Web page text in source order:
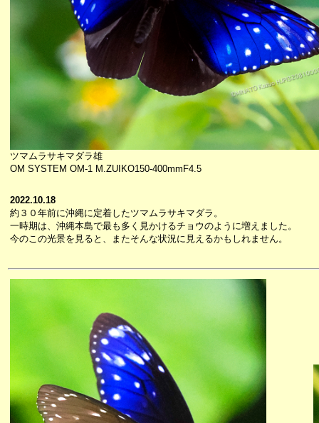
ツマムラサキマダラ雄
OM SYSTEM OM-1 M.ZUIKO150-400mmF4.5
2022.10.18
約３０年前に沖縄に定着したツマムラサキマダラ。
一時期は、沖縄本島で最も多く見かけるチョウのように増えました。
今のこの光景を見ると、またそんな状況に見えるかもしれません。